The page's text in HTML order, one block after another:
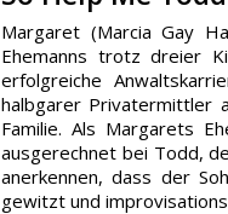
Margaret (Marcia Gay
Ehemanns trotz dreier
erfolgreiche
halbgarer Privatermittler
Familie. Als Margarets
ausgerechnet bei Todd,
anerkennen, dass der
gewitzt und